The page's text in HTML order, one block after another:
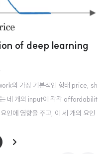
of deep learning
의 가장 기본적인 형태 price, sh
네 개의 input이 각각 affordabilit
에 영향을 주고, 이 세 개의 요인
주 잘 수행할 수 있게 된다. Part